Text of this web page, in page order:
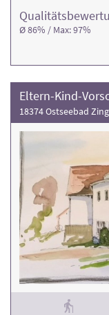
Ø 86% / Max: 97%
Eltern-Kind-
18374 Ostseebad